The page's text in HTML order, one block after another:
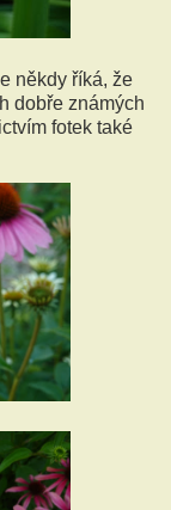
někdy říká, že
dobře známých
fotek také